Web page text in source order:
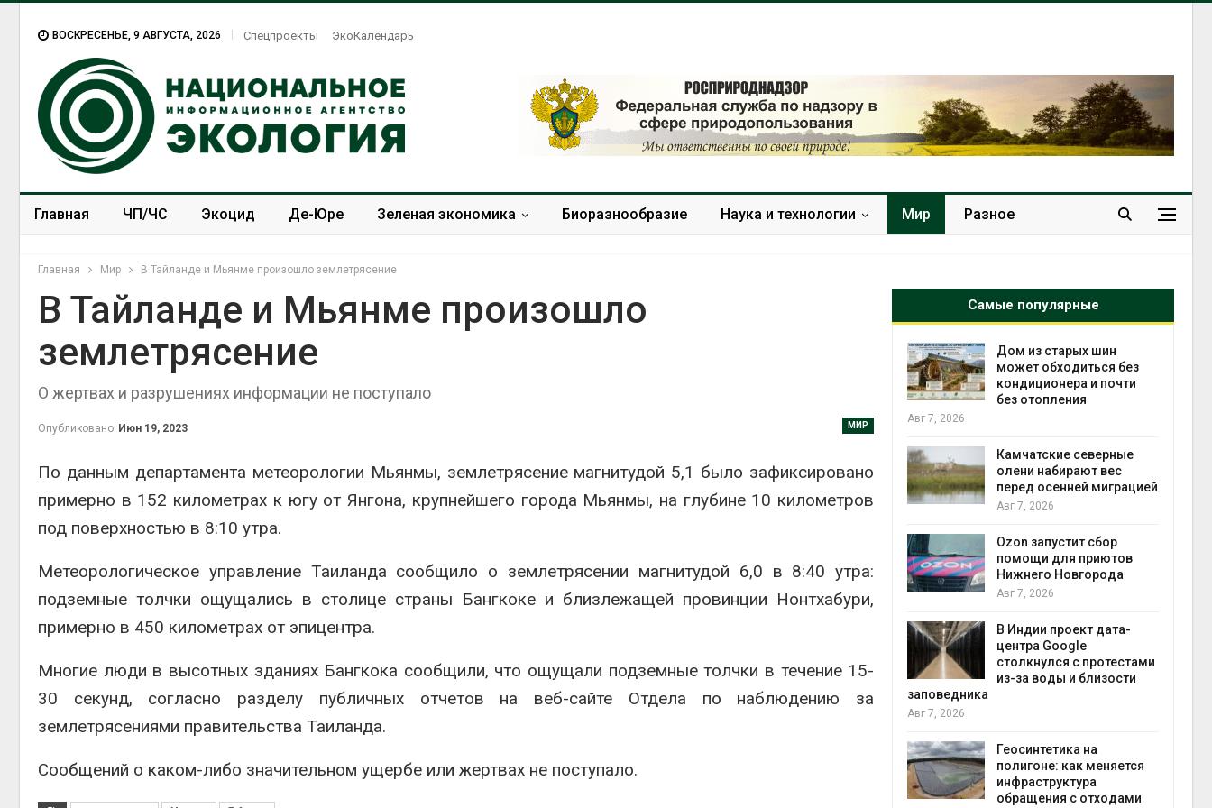
ВОСКРЕСЕНЬЕ, 9 АВГУСТА, 2026 Спецпроекты ЭкоКалендарь
Главная ЧП/ЧС Экоцид Де-Юре Зеленая экономика Биоразнообразие Наука и технологии Мир Разное
Главная Мир В Тайланде и Мьянме произошло землетрясение
В Тайланде и Мьянме произошло
землетрясение
О жертвах и разрушениях информации не поступало
МИР
Опубликовано Июн 19, 2023
По данным департамента метеорологии Мьянмы, землетрясение магнитудой 5,1 было зафиксировано
примерно в 152 километрах к югу от Янгона, крупнейшего города Мьянмы, на глубине 10 километров
под поверхностью в 8:10 утра.
Метеорологическое управление Таиланда сообщило о землетрясении магнитудой 6,0 в 8:40 утра:
подземные толчки ощущались в столице страны Бангкоке и близлежащей провинции Нонтхабури,
примерно в 450 километрах от эпицентра.
Многие люди в высотных зданиях Бангкока сообщили, что ощущали подземные толчки в течение 15-
30 секунд, согласно разделу публичных отчетов на веб-сайте Отдела по наблюдению за
землетрясениями правительства Таиланда.
Сообщений о каком-либо значительном ущербе или жертвах не поступало.
Самые популярные
сразу несколько
экстремальными
Солнечные панели над
каналами позволяют
одновременно
Дождевая вода с крыш
Минприроды
упаковки может
болезни печени
экологический контроль
в России фактически
ушёл от проверок к
Южная Корея ускорит
развитие солнечной
энергетики из-за роста
Дом из старых шин
может обходиться без
кондиционера и почти
без отопления
Авг 7, 2026
Камчатские северные
олени набирают вес
перед осенней миграцией
Авг 7, 2026
Ozon запустит сбор
помощи для приютов
Нижнего Новгорода
Авг 7, 2026
В Индии проект дата-
центра Google
столкнулся с протестами
из-за воды и близости
заповедника
Авг 7, 2026
Геосинтетика на
полигоне: как меняется
инфраструктура
обращения с отходами